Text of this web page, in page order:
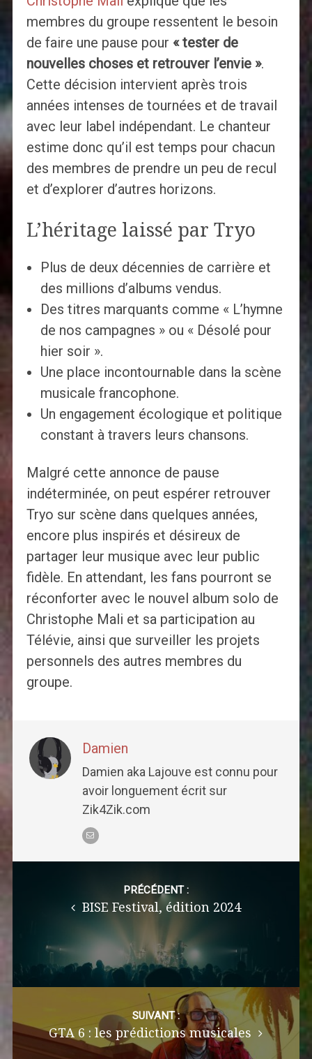
membres du groupe ressentent le besoin
de faire une pause pour « tester de
nouvelles choses et retrouver l’envie ».
Cette décision intervient après trois
années intenses de tournées et de travail
avec leur label indépendant. Le chanteur
estime donc qu’il est temps pour chacun
des membres de prendre un peu de recul
et d’explorer d’autres horizons.
L’héritage laissé par Tryo
Plus de deux décennies de carrière et
des millions d’albums vendus.
Des titres marquants comme « L’hymne
de nos campagnes » ou « Désolé pour
hier soir ».
Une place incontournable dans la scène
musicale francophone.
Un engagement écologique et politique
constant à travers leurs chansons.
Malgré cette annonce de pause
indéterminée, on peut espérer retrouver
Tryo sur scène dans quelques années,
encore plus inspirés et désireux de
partager leur musique avec leur public
fidèle. En attendant, les fans pourront se
réconforter avec le nouvel album solo de
Christophe Mali et sa participation au
Télévie, ainsi que surveiller les projets
personnels des autres membres du
groupe.
Damien
Damien aka Lajouve est connu pour
avoir longuement écrit sur
Zik4Zik.com
PRÉCÉDENT :
BISE Festival, édition 2024
SUIVANT :
GTA 6 : les prédictions musicales